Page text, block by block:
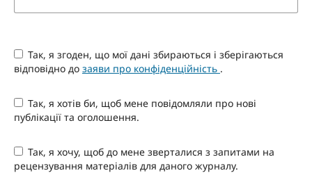
Так, я згоден, що мої дані збираються і зберігаються
відповідно до заяви про конфіденційність .
Так, я хотів би, щоб мене повідомляли про нові
публікації та оголошення.
Так, я хочу, щоб до мене зверталися з запитами на
рецензування матеріалів для даного журналу.